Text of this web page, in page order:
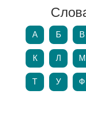
А Б В
К Л М
Т У Ф